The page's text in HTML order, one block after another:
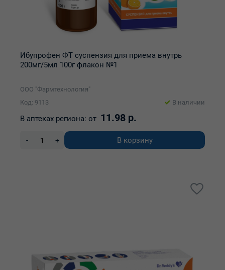
Ибупрофен ФТ суспензия для приема внутрь
200мг/5мл 100г флакон №1
ООО "Фармтехнология"
Код: 9113
В наличии
В аптеках региона: от 11.98 р.
- + В корзину